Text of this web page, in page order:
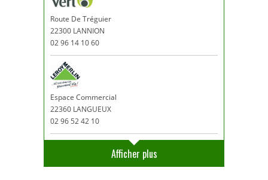
Route De Tréguier
22300 LANNION
02 96 14 10 60
Espace Commercial
22360 LANGUEUX
02 96 52 42 10
Afficher plus